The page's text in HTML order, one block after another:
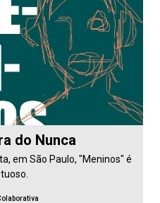
do Nunca
em São Paulo, "Meninos" é